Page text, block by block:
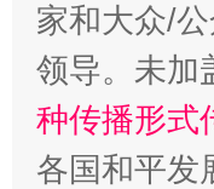
家和大众/
领导。未加
种传播形式
各国和平发